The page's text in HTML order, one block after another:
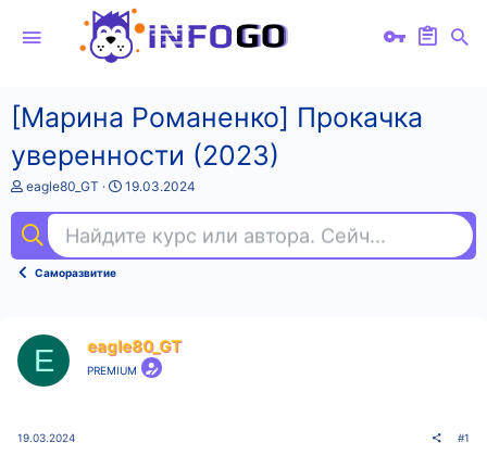
[Марина Романенко] Прокачка
уверенности (2023)
А
т
о
т
eagle80_GT
Д
а
н
а
19.03.2024
Найдите курс или автора. Сейчас ищут
Саморазвитие
E eagle80_GT
PREMIUM
19.03.2024 #1